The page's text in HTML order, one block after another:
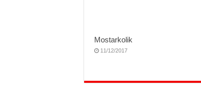
Mostarkolik
11/12/2017